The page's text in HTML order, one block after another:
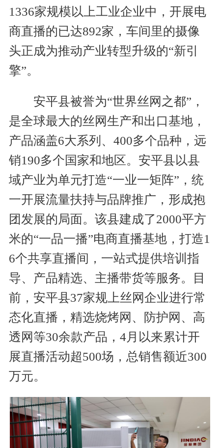
1336家规模以上工业企业中，开展电
商直播的已达892家，车间里的摄像
头正成为推动产业转型升级的“新引
擎”。
安平县被誉为“世界丝网之都”，
是全球最大的丝网生产和出口基地，
产品涵盖6大系列、400多个品种，远
销190多个国家和地区。安平县以县
域产业为单元打造“一业一矩阵”，统
一开展流量扶持与品牌推广，形成抱
团发展的局面。该县建成了2000平方
米的“一品一播”电商直播基地，打造1
6个共享直播间，一站式提供培训指
导、产品精选、主播带货等服务。目
前，安平县37家规上丝网企业进行常
态化直播，精选烧烤网、防护网、高
透网等30余款产品，4月以来累计开
展直播活动超500场，总销售额近300
万元。